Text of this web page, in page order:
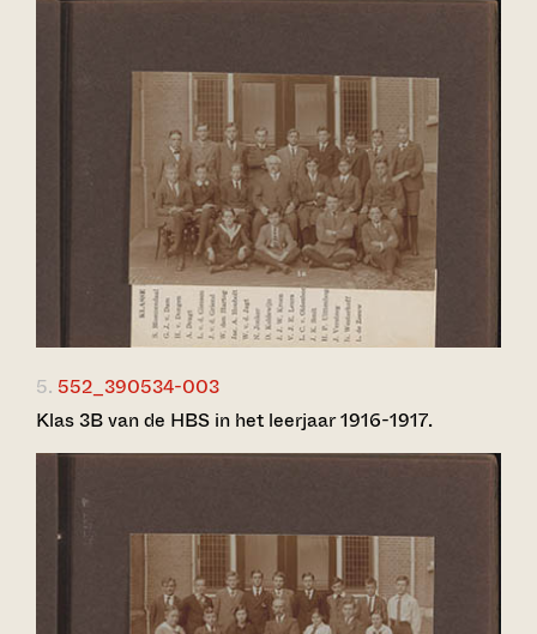
5. 552_390534-003
Klas 3B van de HBS in het leerjaar 1916-1917.